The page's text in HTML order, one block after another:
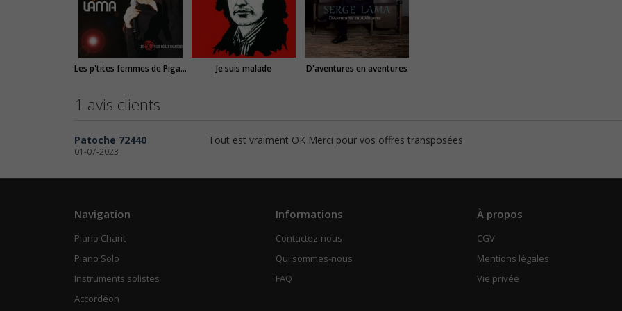
Les p'tites femmes de Pigalle Je suis malade D'aventures en aventures
1 avis clients
Patoche 72440
01-07-2023
Tout est vraiment OK Merci pour vos offres transposées
Navigation
Piano Chant
Piano Solo
Instruments solistes
Accordéon
Informations
Contactez-nous
Qui sommes-nous
FAQ
À propos
CGV
Mentions légales
Vie privée